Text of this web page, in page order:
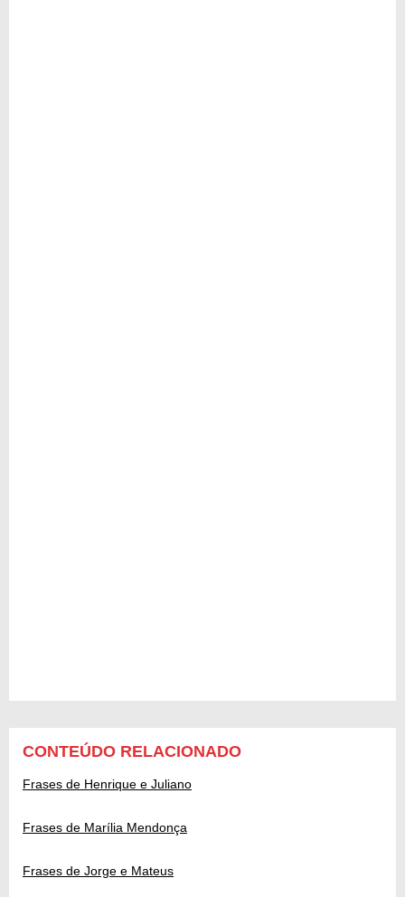
CONTEÚDO RELACIONADO
Frases de Henrique e Juliano
Frases de Marília Mendonça
Frases de Jorge e Mateus